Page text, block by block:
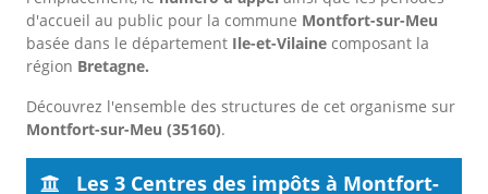
d'accueil au public pour la commune Montfort-sur-Meu
basée dans le département Ile-et-Vilaine composant la
région Bretagne.
Découvrez l'ensemble des structures de cet organisme sur
Montfort-sur-Meu (35160).
Les 3 Centres des impôts à Montfort-